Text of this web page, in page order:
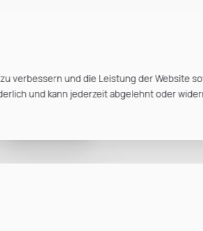
verbessern und die Leistung der Website
und kann jederzeit abgelehnt oder